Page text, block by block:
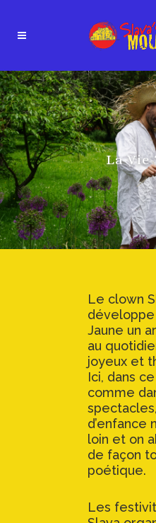
La
Le clown
développe
Jaune un
au
joyeux et
Ici, dans
comme
d’enfance
loin et on
de façon
poétique.
Les